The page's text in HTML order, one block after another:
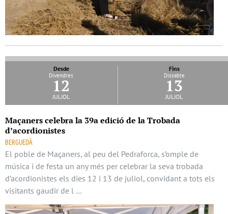
Desde
Divendres
12
juliol
Fins
Dissabte
13
juliol
Maçaners celebra la 39a edició de la Trobada
d’acordionistes
BERGUEDÀ
El poble de Maçaners, al peu del Pedraforca, s’omple de
música i de festa un any més per celebrar la seva trobada
d’acordionistes els dies 12 i 13 de juliol, convidant a tots els
visitants gaudir de l …